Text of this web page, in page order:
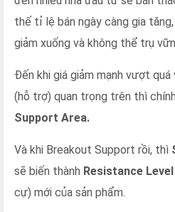
thế tỉ lệ bán ngày càng gia
giảm xuống và không thể trụ
Đến khi giá giảm mạnh vượt
(hỗ trợ) quan trọng trên thì
Support Area.
Và khi Breakout Support rồi, thì
sẽ biến thành Resistance Level
cự) mới của sản phẩm.